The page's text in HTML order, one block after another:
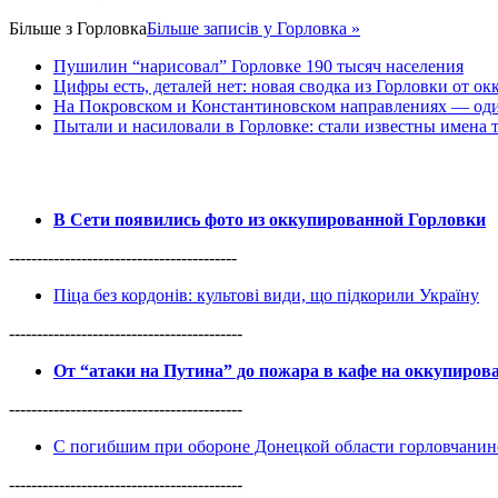
Більше з ГорловкаБільше записів у Горловка »
Пушилин “нарисовал” Горловке 190 тысяч населения
Цифры есть, деталей нет: новая сводка из Горловки от
На Покровском и Константиновском направлениях —
Пытали и насиловали в Горловке: стали известны имена
В Сети появились фото из оккупированной Горловки
-----------------------------------------
Піца без кордонів: культові види, що підкорили Україну
------------------------------------------
От “атаки на Путина” до пожара в кафе на
------------------------------------------
С погибшим при обороне Донецкой области
------------------------------------------